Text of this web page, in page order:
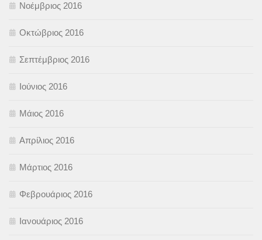
Νοέμβριος 2016
Οκτώβριος 2016
Σεπτέμβριος 2016
Ιούνιος 2016
Μάιος 2016
Απρίλιος 2016
Μάρτιος 2016
Φεβρουάριος 2016
Ιανουάριος 2016